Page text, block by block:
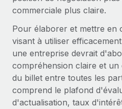
Demandez aux experts
Recevez des conseils
Contrôles d’antécédents
Simplifiez vos processus
candidats
Devenir partenaire
Explorez avec nous vos
Remote Build
Bientôt
Conseil en intégrations et
l’IA
ÉTUDES DE CAS
Centre de ressources
Obtenir de l’aide
Voir toutes les ressources
commerciale plus claire.
Pour élaborer et mettre en
visant à utiliser
une entreprise devrait
compréhension claire et
du billet entre toutes les
comprend le plafond
d'actualisation, taux